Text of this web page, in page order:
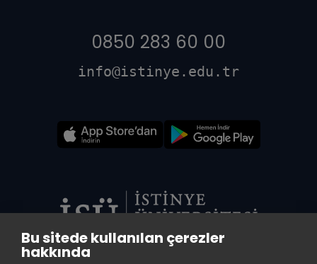
Bu sitede kullanılan çerezler
hakkında
0850 283 60 00
info@istinye.edu.tr